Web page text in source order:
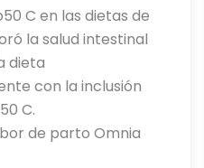
C en las dietas de
la salud intestinal
dieta
con la inclusión
C.
de parto Omnia